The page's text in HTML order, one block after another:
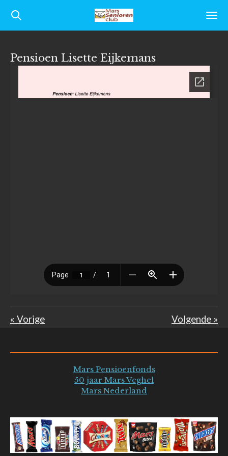
Ga
direct
de
Pensioen Lisette Eijkemans
« Vorige Volgende »
Mars Pensioenfonds
50 jaar Mars Veghel
Mars Nederland